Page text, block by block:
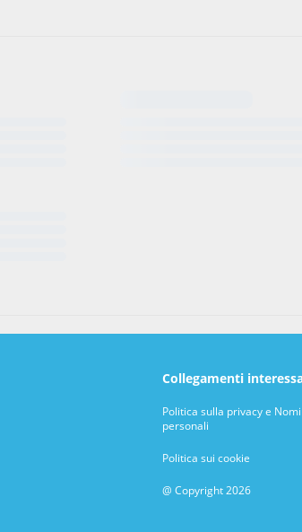
Collegamenti
Politica sulla privacy e
personali
Politica sui cookie
@ Copyright 2026